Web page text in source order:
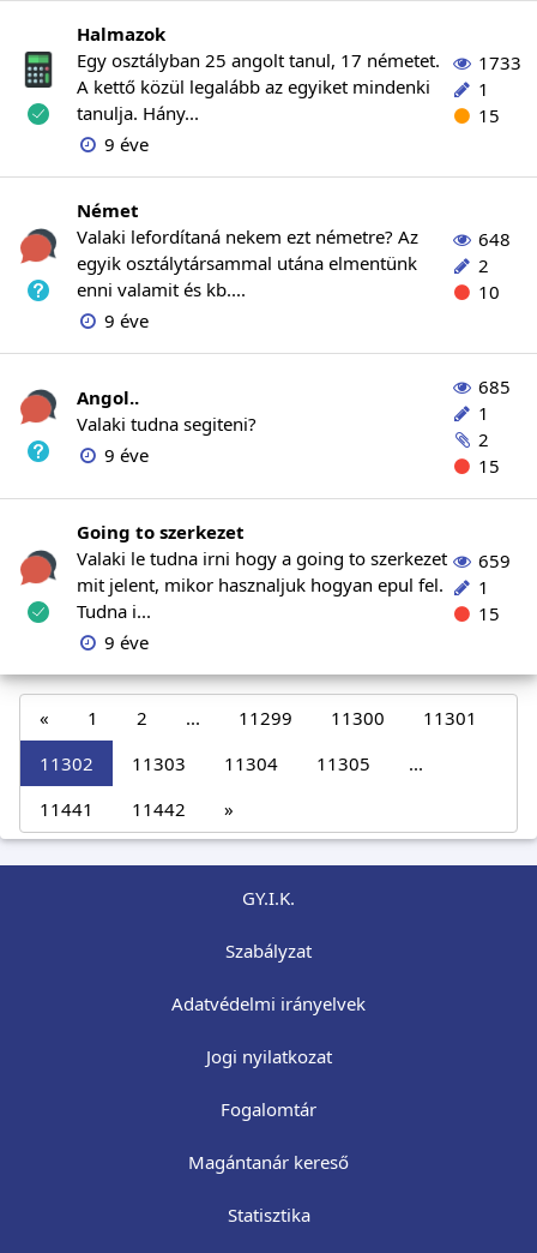
Halmazok
Egy osztályban 25 angolt tanul, 17 németet.
A kettő közül legalább az egyiket mindenki
tanulja. Hány...
9 éve
1733
1
15
Német
Valaki lefordítaná nekem ezt németre? Az
egyik osztálytársammal utána elmentünk
enni valamit és kb....
9 éve
648
2
10
Angol..
Valaki tudna segiteni?
9 éve
685
1
2
15
Going to szerkezet
Valaki le tudna irni hogy a going to szerkezet
mit jelent, mikor hasznaljuk hogyan epul fel.
Tudna i...
9 éve
659
1
15
« 1 2 ... 11299 11300
11301
11302
11303 11304 11305
...
11441
11442 »
GY.I.K.
Szabályzat
Adatvédelmi irányelvek
Jogi nyilatkozat
Fogalomtár
Magántanár kereső
Statisztika